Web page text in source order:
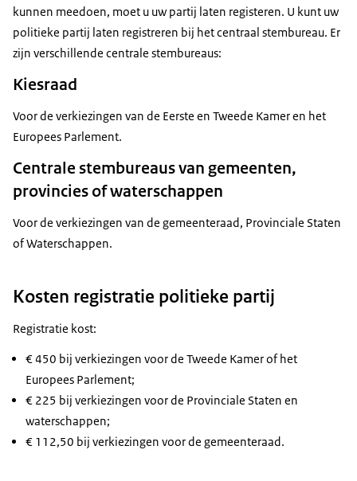
kunnen meedoen, moet u uw partij laten registeren. U kunt uw
politieke partij laten registreren bij het centraal stembureau. Er
zijn verschillende centrale stembureaus:
Kiesraad
Voor de verkiezingen van de Eerste en Tweede Kamer en het
Europees Parlement.
Centrale stembureaus van gemeenten,
provincies of waterschappen
Voor de verkiezingen van de gemeenteraad, Provinciale Staten
of Waterschappen.
Kosten registratie politieke partij
Registratie kost:
€ 450 bij verkiezingen voor de Tweede Kamer of het
Europees Parlement;
€ 225 bij verkiezingen voor de Provinciale Staten en
waterschappen;
€ 112,50 bij verkiezingen voor de gemeenteraad.